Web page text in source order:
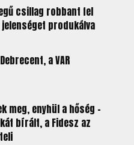
csillag robbant fel
produkálva
a VAR
meg, enyhül a hőség –
bírált, a Fidesz az